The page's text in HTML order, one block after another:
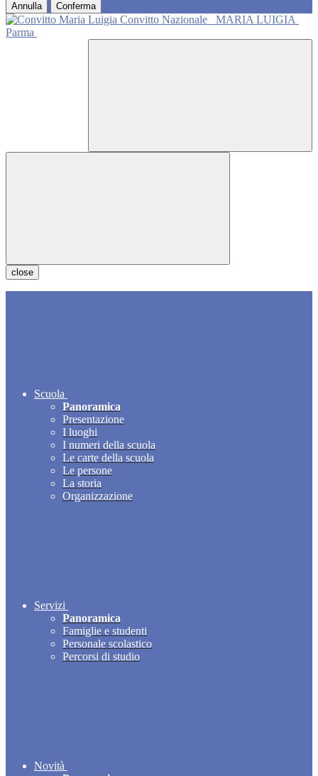
Annulla Conferma
Convitto Nazionale
MARIA LUIGIA
Parma
close
Scuola
Panoramica
Presentazione
I luoghi
I numeri della scuola
Le carte della scuola
Le persone
La storia
Organizzazione
Servizi
Panoramica
Famiglie e studenti
Personale scolastico
Percorsi di studio
Novità